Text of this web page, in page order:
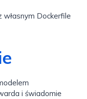
własnym Dockerfile
i świadomie